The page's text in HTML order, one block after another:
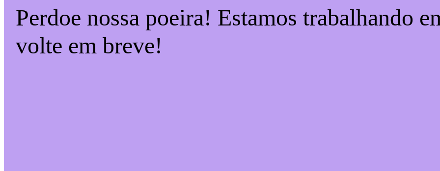
Perdoe nossa poeira! Estamos trabalhando
volte em breve!